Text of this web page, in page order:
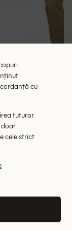
Pantaloni
cu
tuturor
doar
cele strict